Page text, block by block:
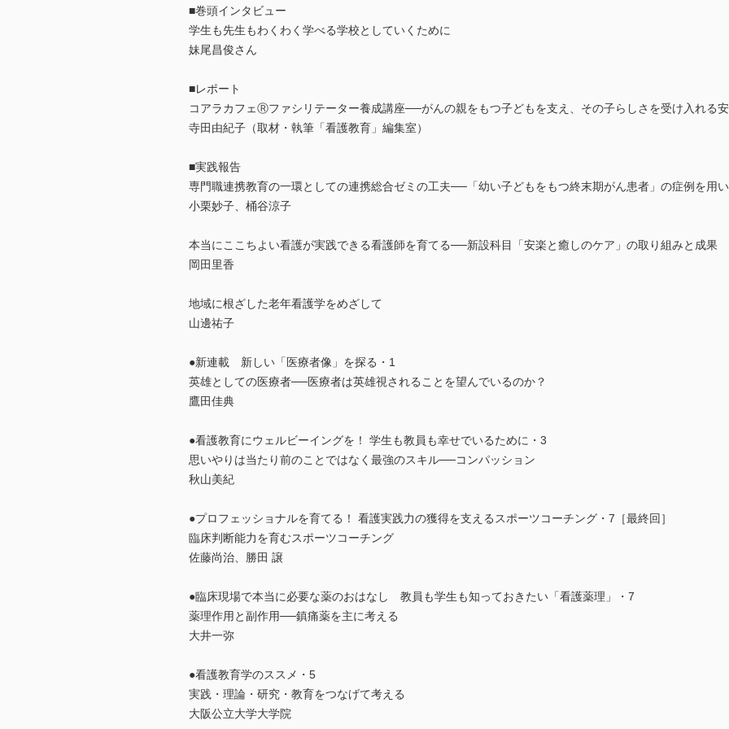
■巻頭インタビュー
学生も先生もわくわく学べる学校としていくために
妹尾昌俊さん
■レポート
コアラカフェⓇファシリテーター養成講座──がんの親をもつ子どもを支え、その子らしさを受け入れる安
寺田由紀子（取材・執筆「看護教育」編集室）
■実践報告
専門職連携教育の一環としての連携総合ゼミの工夫──「幼い子どもをもつ終末期がん患者」の症例を用
小栗妙子、桶谷涼子
本当にここちよい看護が実践できる看護師を育てる──新設科目「安楽と癒しのケア」の取り組みと成果
岡田里香
地域に根ざした老年看護学をめざして
山邊祐子
●新連載 新しい「医療者像」を探る・1
英雄としての医療者──医療者は英雄視されることを望んでいるのか？
鷹田佳典
●看護教育にウェルビーイングを！ 学生も教員も幸せでいるために・3
思いやりは当たり前のことではなく最強のスキル──コンパッション
秋山美紀
●プロフェッショナルを育てる！ 看護実践力の獲得を支えるスポーツコーチング・7［最終回］
臨床判断能力を育むスポーツコーチング
佐藤尚治、勝田 譲
●臨床現場で本当に必要な薬のおはなし 教員も学生も知っておきたい「看護薬理」・7
薬理作用と副作用──鎮痛薬を主に考える
大井一弥
●看護教育学のススメ・5
実践・理論・研究・教育をつなげて考える
大阪公立大学大学院